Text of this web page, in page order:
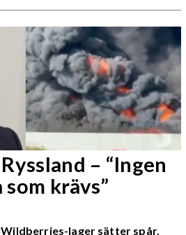
– “Ingen
krävs”
lager sätter spår.